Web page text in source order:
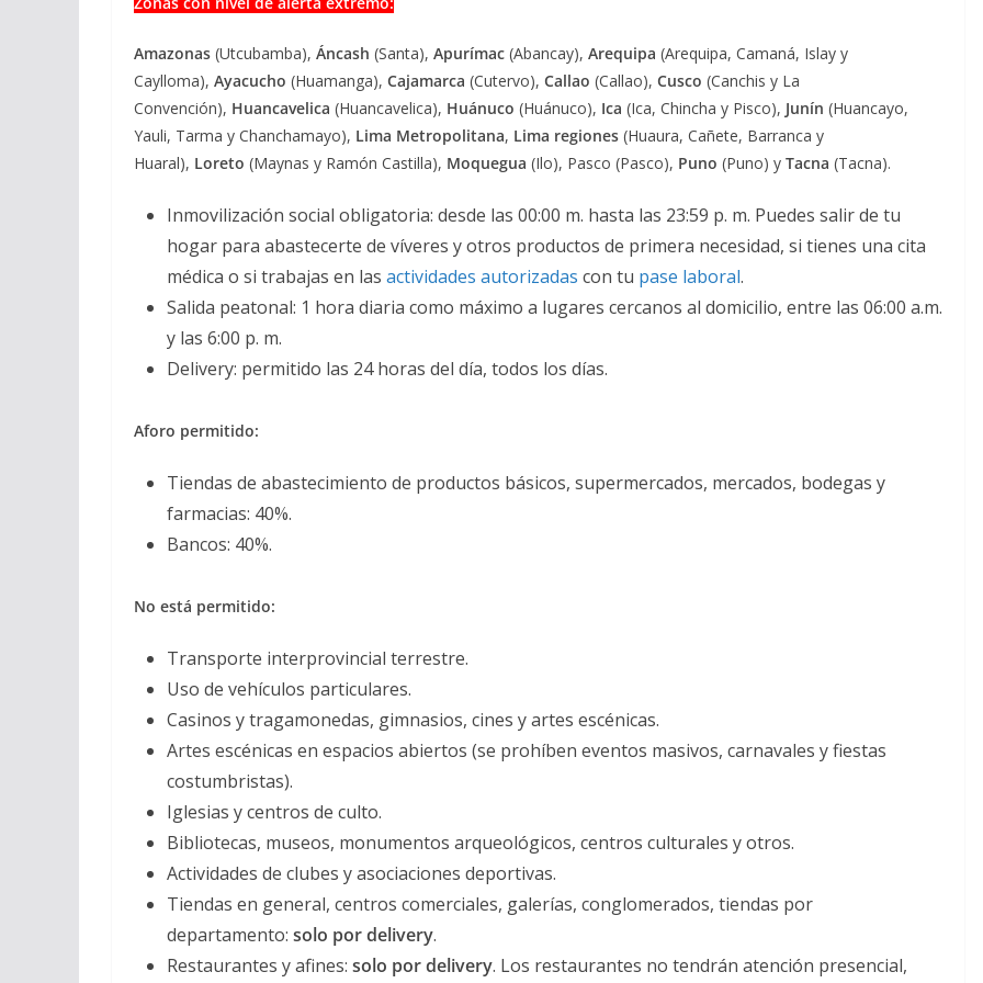
Amazonas (Utcubamba), Áncash (Santa), Apurímac (Abancay), Arequipa (Arequipa, Camaná, Islay y
Caylloma), Ayacucho (Huamanga), Cajamarca (Cutervo), Callao (Callao), Cusco (Canchis y La
Convención), Huancavelica (Huancavelica), Huánuco (Huánuco), Ica (Ica, Chincha y Pisco), Junín (Huancayo,
Yauli, Tarma y Chanchamayo), Lima Metropolitana, Lima regiones (Huaura, Cañete, Barranca y
Huaral), Loreto (Maynas y Ramón Castilla), Moquegua (Ilo), Pasco (Pasco), Puno (Puno) y Tacna (Tacna).
Inmovilización social obligatoria: desde las 00:00 m. hasta las 23:59 p. m. Puedes salir de tu
hogar para abastecerte de víveres y otros productos de primera necesidad, si tienes una cita
médica o si trabajas en las actividades autorizadas con tu pase laboral.
Salida peatonal: 1 hora diaria como máximo a lugares cercanos al domicilio, entre las 06:00 a.m.
y las 6:00 p. m.
Delivery: permitido las 24 horas del día, todos los días.
Aforo permitido:
Tiendas de abastecimiento de productos básicos, supermercados, mercados, bodegas y
farmacias: 40%.
Bancos: 40%.
No está permitido:
Transporte interprovincial terrestre.
Uso de vehículos particulares.
Casinos y tragamonedas, gimnasios, cines y artes escénicas.
Artes escénicas en espacios abiertos (se prohíben eventos masivos, carnavales y fiestas
costumbristas).
Iglesias y centros de culto.
Bibliotecas, museos, monumentos arqueológicos, centros culturales y otros.
Actividades de clubes y asociaciones deportivas.
Tiendas en general, centros comerciales, galerías, conglomerados, tiendas por
departamento: solo por delivery.
Restaurantes y afines: solo por delivery. Los restaurantes no tendrán atención presencial,